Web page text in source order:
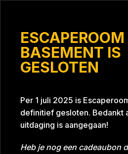
BASEMENT IS
GESLOTEN
Per 1 juli 2025 is
definitief gesloten. Bedankt
uitdaging is aangegaan!
Heb je nog een cadeaubon